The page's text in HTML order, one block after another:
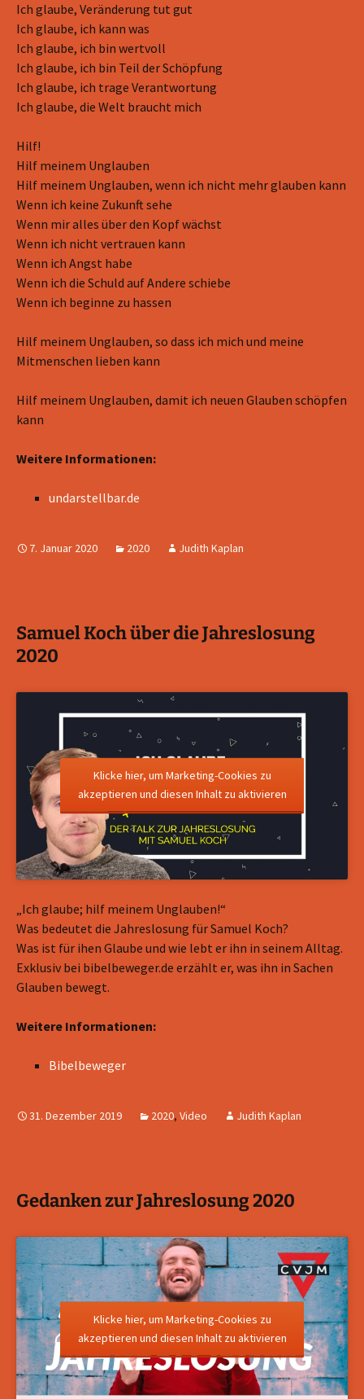
Ich glaube, Veränderung tut gut
Ich glaube, ich kann was
Ich glaube, ich bin wertvoll
Ich glaube, ich bin Teil der Schöpfung
Ich glaube, ich trage Verantwortung
Ich glaube, die Welt braucht mich
Hilf!
Hilf meinem Unglauben
Hilf meinem Unglauben, wenn ich nicht mehr glauben kann
Wenn ich keine Zukunft sehe
Wenn mir alles über den Kopf wächst
Wenn ich nicht vertrauen kann
Wenn ich Angst habe
Wenn ich die Schuld auf Andere schiebe
Wenn ich beginne zu hassen
Hilf meinem Unglauben, so dass ich mich und meine
Mitmenschen lieben kann
Hilf meinem Unglauben, damit ich neuen Glauben schöpfen
kann
Weitere Informationen:
undarstellbar.de
7. Januar 2020 2020 Judith Kaplan
Samuel Koch über die Jahreslosung
2020
Klicke hier, um Marketing-Cookies zu
akzeptieren und diesen Inhalt zu aktivieren
„Ich glaube; hilf meinem Unglauben!“
Was bedeutet die Jahreslosung für Samuel Koch?
Was ist für ihen Glaube und wie lebt er ihn in seinem Alltag.
Exklusiv bei bibelbeweger.de erzählt er, was ihn in Sachen
Glauben bewegt.
Weitere Informationen:
Bibelbeweger
31. Dezember 2019 2020, Video Judith Kaplan
Gedanken zur Jahreslosung 2020
Klicke hier, um Marketing-Cookies zu
akzeptieren und diesen Inhalt zu aktivieren